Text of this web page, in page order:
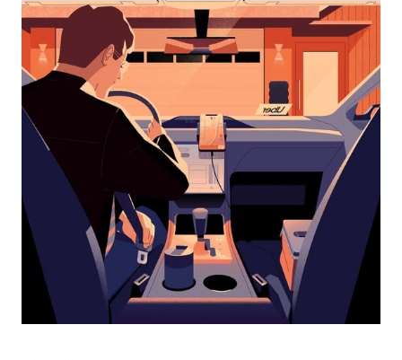
i wybrać
datę.
Naciśnij
klawisz
„Escape”,
aby
zamknąć
kalendarz.